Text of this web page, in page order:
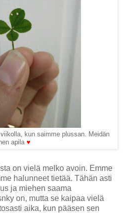
kun saimme plussan. Meidän
apila ♥
on vielä melko avoin. Emme
halunneet tietää. Tähän asti
ja miehen saama
on, mutta se kaipaa vielä
aika, kun pääsen sen